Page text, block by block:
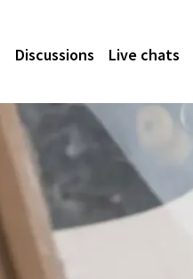
Discussions Live chats